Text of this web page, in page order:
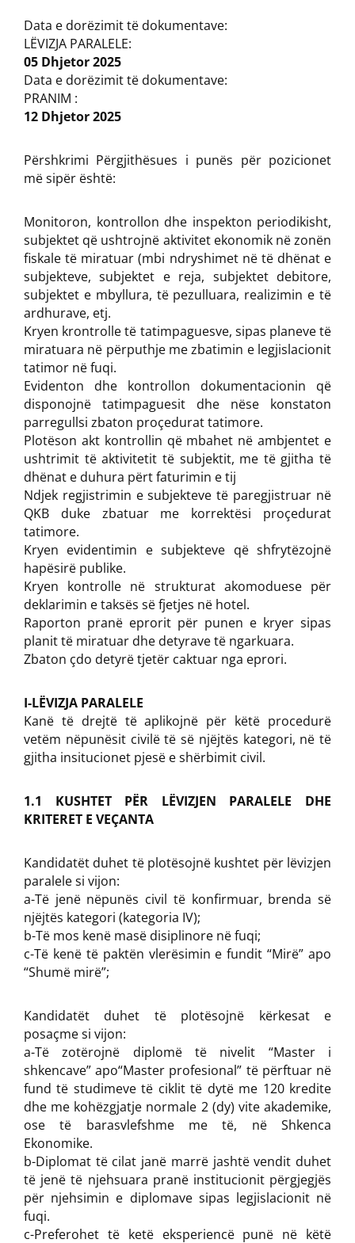
Data e dorëzimit të dokumentave:
LËVIZJA PARALELE:
05 Dhjetor 2025
Data e dorëzimit të dokumentave:
PRANIM :
12 Dhjetor 2025
Përshkrimi Përgjithësues i punës për pozicionet
më sipër është:
Monitoron, kontrollon dhe inspekton periodikisht,
subjektet që ushtrojnë aktivitet ekonomik në zonën
fiskale të miratuar (mbi ndryshimet në të dhënat e
subjekteve, subjektet e reja, subjektet debitore,
subjektet e mbyllura, të pezulluara, realizimin e të
ardhurave, etj.
Kryen krontrolle të tatimpaguesve, sipas planeve të
miratuara në përputhje me zbatimin e legjislacionit
tatimor në fuqi.
Evidenton dhe kontrollon dokumentacionin që
disponojnë tatimpaguesit dhe nëse konstaton
parregullsi zbaton proçedurat tatimore.
Plotëson akt kontrollin që mbahet në ambjentet e
ushtrimit të aktivitetit të subjektit, me të gjitha të
dhënat e duhura përt faturimin e tij
Ndjek regjistrimin e subjekteve të paregjistruar në
QKB duke zbatuar me korrektësi proçedurat
tatimore.
Kryen evidentimin e subjekteve që shfrytëzojnë
hapësirë publike.
Kryen kontrolle në strukturat akomoduese për
deklarimin e taksës së fjetjes në hotel.
Raporton pranë eprorit për punen e kryer sipas
planit të miratuar dhe detyrave të ngarkuara.
Zbaton çdo detyrë tjetër caktuar nga eprori.
I-LËVIZJA PARALELE
Kanë të drejtë të aplikojnë për këtë procedurë
vetëm nëpunësit civilë të së njëjtës kategori, në të
gjitha insitucionet pjesë e shërbimit civil.
1.1 KUSHTET PËR LËVIZJEN PARALELE DHE
KRITERET E VEÇANTA
Kandidatët duhet të plotësojnë kushtet për lëvizjen
paralele si vijon:
a-Të jenë nëpunës civil të konfirmuar, brenda së
njëjtës kategori (kategoria IV);
b-Të mos kenë masë disiplinore në fuqi;
c-Të kenë të paktën vlerësimin e fundit “Mirë” apo
“Shumë mirë”;
Kandidatët duhet të plotësojnë kërkesat e
posaçme si vijon:
a-Të zotërojnë diplomë të nivelit “Master i
shkencave” apo“Master profesional” të përftuar në
fund të studimeve të ciklit të dytë me 120 kredite
dhe me kohëzgjatje normale 2 (dy) vite akademike,
ose të barasvlefshme me të, në Shkenca
Ekonomike.
b-Diplomat të cilat janë marrë jashtë vendit duhet
të jenë të njehsuara pranë institucionit përgjegjës
për njehsimin e diplomave sipas legjislacionit në
fuqi.
c-Preferohet të ketë eksperiencë punë në këtë